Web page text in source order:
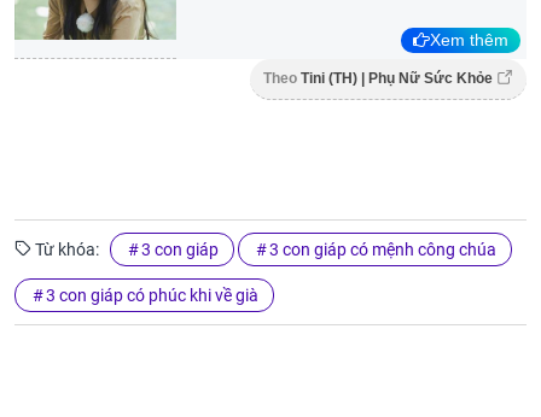
Xem thêm
Theo Tini (TH) | Phụ Nữ Sức Khỏe
Từ khóa: 3 con giáp 3 con giáp có mệnh công chúa
3 con giáp có phúc khi về già